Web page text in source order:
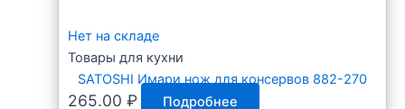
Нет на складе
Товары для кухни
SATOSHI Имари нож для консервов 882-270
265.00 ₽ Подробнее